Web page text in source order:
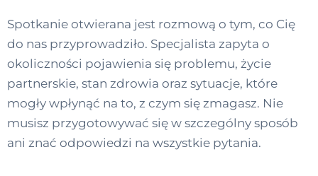
Spotkanie otwierana jest rozmową o tym, co Cię
do nas przyprowadziło. Specjalista zapyta o
okoliczności pojawienia się problemu, życie
partnerskie, stan zdrowia oraz sytuacje, które
mogły wpłynąć na to, z czym się zmagasz. Nie
musisz przygotowywać się w szczególny sposób
ani znać odpowiedzi na wszystkie pytania.